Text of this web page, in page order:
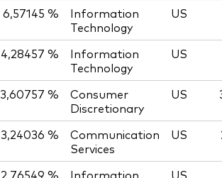
6,57145 %
Information
Technology
US
4,28457 %
Information
Technology
US
3,60757 %
Consumer
Discretionary
US
3,24036 %
Communication
Services
US
2,76549 % Information US